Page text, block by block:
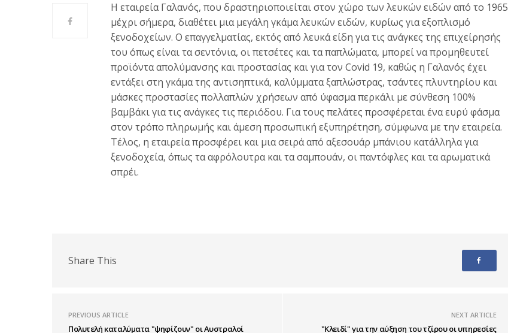
Η εταιρεία Γαλανός, που δραστηριοποιείται στον χώρο των λευκών ειδών από το 1965
μέχρι σήμερα, διαθέτει μια μεγάλη γκάμα λευκών ειδών, κυρίως για εξοπλισμό
ξενοδοχείων. Ο επαγγελματίας, εκτός από λευκά είδη για τις ανάγκες της επιχείρησής
του όπως είναι τα σεντόνια, οι πετσέτες και τα παπλώματα, μπορεί να προμηθευτεί
προϊόντα απολύμανσης και προστασίας και για τον Covid 19, καθώς η Γαλανός έχει
εντάξει στη γκάμα της αντισηπτικά, καλύμματα ξαπλώστρας, τσάντες πλυντηρίου και
μάσκες προστασίες πολλαπλών χρήσεων από ύφασμα περκάλι με σύνθεση 100%
βαμβάκι για τις ανάγκες τις περιόδου. Για τους πελάτες προσφέρεται ένα ευρύ φάσμα
στον τρόπο πληρωμής και άμεση προσωπική εξυπηρέτηση, σύμφωνα με την εταιρεία.
Τέλος, η εταιρεία προσφέρει και μια σειρά από αξεσουάρ μπάνιου κατάλληλα για
ξενοδοχεία, όπως τα αφρόλουτρα και τα σαμπουάν, οι παντόφλες και τα αρωματικά
σπρέι.
Share This
PREVIOUS ARTICLE
Πολυτελή καταλύματα "ψηφίζουν" οι Αυστραλοί
NEXT ARTICLE
"Κλειδί" για την αύξηση του τζίρου οι υπηρεσίες